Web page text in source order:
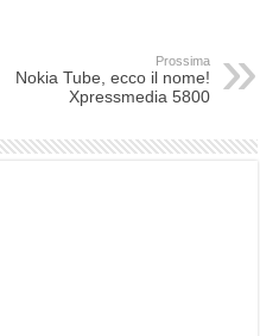
Prossima
Nokia Tube, ecco il nome!
Xpressmedia 5800